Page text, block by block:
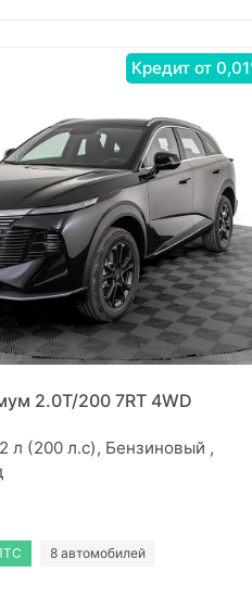
Кредит от
2.0T/200 7RT 4WD
л (200 л.с), Бензиновый ,
8 автомобилей